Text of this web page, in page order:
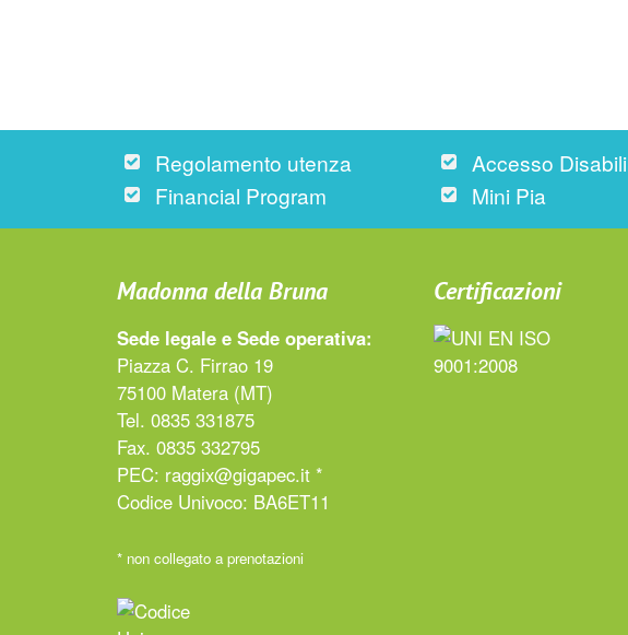
Regolamento utenza Accesso Disabili
Financial Program
Mini Pia
Madonna della Bruna
Sede legale e Sede operativa:
Piazza C. Firrao 19
75100 Matera (MT)
Tel. 0835 331875
Fax. 0835 332795
PEC: raggix@gigapec.it *
Codice Univoco: BA6ET11
* non collegato a prenotazioni
Certificazioni